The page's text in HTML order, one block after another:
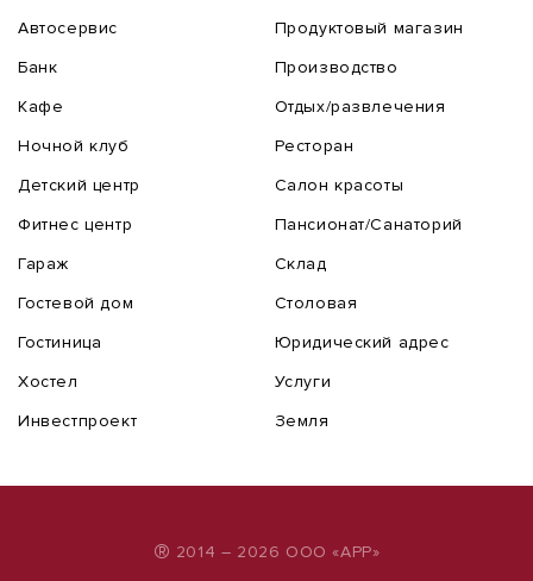
Автосервис
Банк
Кафе
Ночной клуб
Детский центр
Фитнес центр
Гараж
Гостевой дом
Гостиница
Хостел
Инвестпроект
Продуктовый магазин
Производство
Отдых/развлечения
Ресторан
Салон красоты
Пансионат/Санаторий
Склад
Столовая
Юридический адрес
Услуги
Земля
® 2014 – 2026 ООО «АРР»